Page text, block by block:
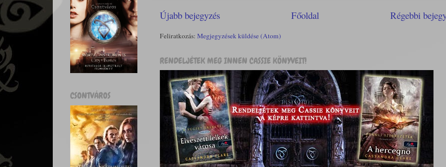
Újabb bejegyzés Régebbi
Főoldal
Feliratkozás: Megjegyzések küldése (Atom)
RENDELJÉTEK MEG INNEN CASSIE KÖNYVEIT!
CSONTVÁROS